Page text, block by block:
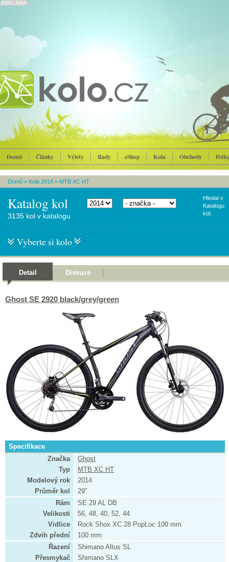
Domů Články Výlety Rady eShop Kola Obchody
Domů » Kola 2014 » MTB XC HT
Katalog kol
Hledat v
Katalogu
kol:
3135 kol v katalogu
Vyberte si kolo
Detail Diskuze
Ghost SE 2920 black/grey/green
Specifikace
Značka
Ghost
Typ
MTB XC HT
Modelový rok
2014
Průměr kol
29"
Rám
SE 29 AL DB
Velikosti
56, 48, 40, 52, 44
Vidlice
Rock Shox XC 28 PopLoc 100 mm
Zdvih přední
100 mm
Řazení
Shimano Altus SL
Přesmykač
Shimano SLX